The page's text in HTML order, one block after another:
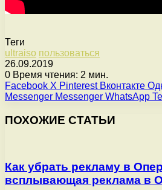
Теги
ultraiso пользоваться
26.09.2019
0 Время чтения: 2 мин.
Facebook X Pinterest Вконтакте
Messenger Messenger WhatsApp
ПОХОЖИЕ СТАТЬИ
Как убрать рекламу в
всплывающая реклама в